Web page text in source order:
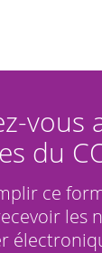
vous
du
ce
les